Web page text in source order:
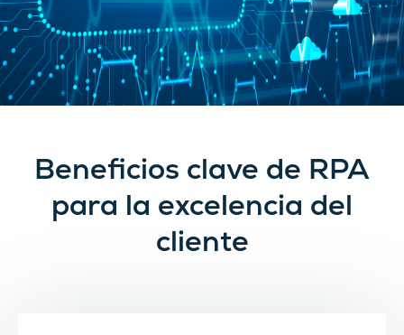
Beneficios clave de RPA
para la excelencia del
cliente